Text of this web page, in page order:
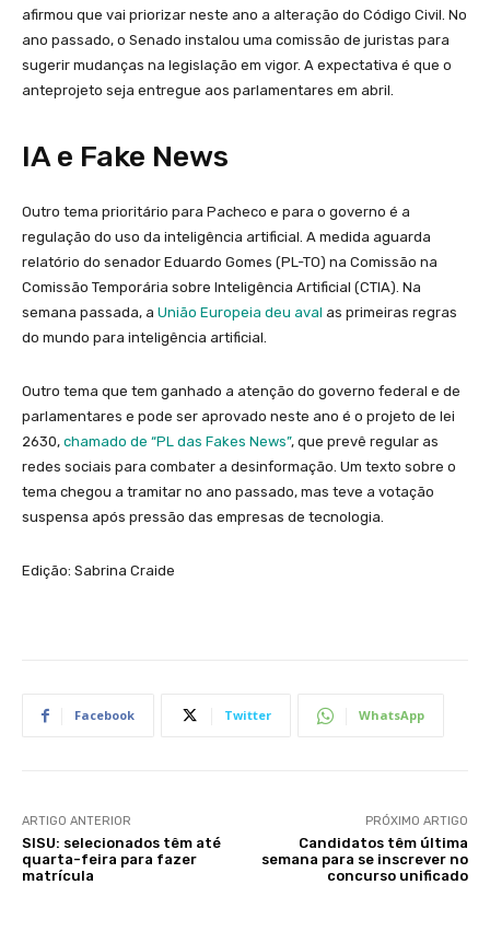
afirmou que vai priorizar neste ano a alteração do Código Civil. No
ano passado, o Senado instalou uma comissão de juristas para
sugerir mudanças na legislação em vigor. A expectativa é que o
anteprojeto seja entregue aos parlamentares em abril.
IA e Fake News
Outro tema prioritário para Pacheco e para o governo é a
regulação do uso da inteligência artificial. A medida aguarda
relatório do senador Eduardo Gomes (PL-TO) na Comissão na
Comissão Temporária sobre Inteligência Artificial (CTIA). Na
semana passada, a União Europeia deu aval as primeiras regras
do mundo para inteligência artificial.
Outro tema que tem ganhado a atenção do governo federal e de
parlamentares e pode ser aprovado neste ano é o projeto de lei
2630, chamado de “PL das Fakes News”, que prevê regular as
redes sociais para combater a desinformação. Um texto sobre o
tema chegou a tramitar no ano passado, mas teve a votação
suspensa após pressão das empresas de tecnologia.
Edição: Sabrina Craide
Facebook Twitter WhatsApp
ARTIGO ANTERIOR
SISU: selecionados têm até
quarta-feira para fazer
matrícula
PRÓXIMO ARTIGO
Candidatos têm última
semana para se inscrever no
concurso unificado